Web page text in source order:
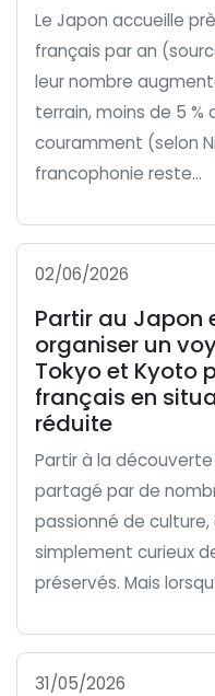
Le Japon accueille
français par an
leur nombre
terrain, moins de 5
couramment (selon
francophonie reste...
02/06/2026
Partir au Japon
organiser un
Tokyo et Kyoto
français en
réduite
Partir à la
partagé par de
passionné de
simplement curieux
préservés. Mais
31/05/2026